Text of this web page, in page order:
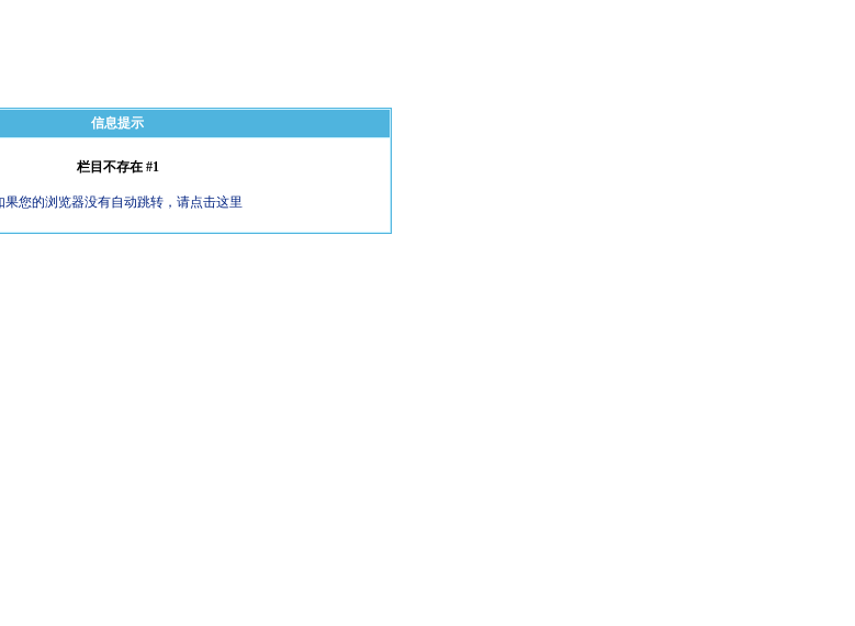
信息提示
栏目不存在 #1
果您的浏览器没有自动跳转，请点击这里